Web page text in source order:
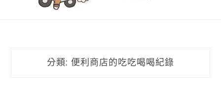
分類: 便利商店的吃吃喝喝紀錄